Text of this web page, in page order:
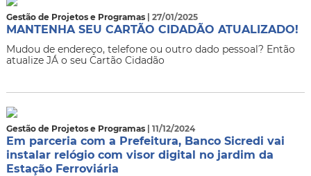
Gestão de Projetos e Programas | 27/01/2025
MANTENHA SEU CARTÃO CIDADÃO ATUALIZADO!
Mudou de endereço, telefone ou outro dado pessoal? Então
atualize JÁ o seu Cartão Cidadão
Gestão de Projetos e Programas | 11/12/2024
Em parceria com a Prefeitura, Banco Sicredi vai
instalar relógio com visor digital no jardim da
Estação Ferroviária